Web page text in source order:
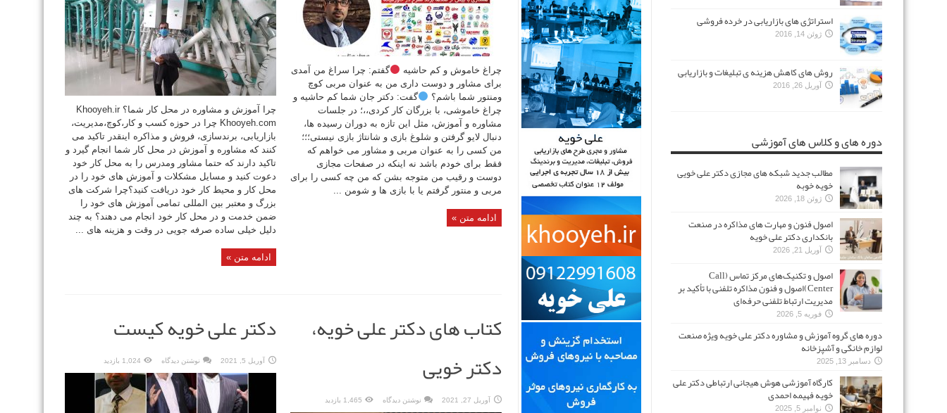
چراغ خاموش و کم حاشیه
گفتم: چرا سراغ من آمدی
برای مشاور و دوست داری من به عنوان مربی کوچ
و‌منتور شما باشم؟
گفت: دکتر جان شما کم حاشیه و
چراغ خاموشی، با بزرگان کار کردی،،؛ در جلسات
مشاوره و آموزش، مثل این تازه به دوران رسیده ها،
دنبال لایو گرفتن و شلوغ بازی و شانتاژ بازی نیستی؛؛؛
من کسی را به عنوان مربی و مشاور می خواهم که
فقط برای خودم باشد نه اینکه در صفحات مجازی
دوست و رقیب من متوجه بشن که من چه کسی را برای
مربی و منتور گرفتم یا با بازی ها و شومن ...
ادامه متن »
چرا آموزش و مشاوره در محل کار شما؟ Khooyeh.ir
Khooyeh.com چرا در حوزه کسب و کار،کوچ،مدیریت،
بازاریابی، برندسازی، فروش و مذاکره اینقدر تاکید می
کنند که مشاوره و آموزش در محل کار شما انجام گیرد و
تاکید دارند که حتما مشاور ومدرس را به محل کار خود
دعوت کنید و مسایل مشکلات و آموزش های خود را در
محل کار و محیط کار خود دریافت کنید؟چرا شرکت های
بزرگ و معتبر بین المللی تمامی آموزش های خود را
ضمن خدمت و در محل کار خود انجام می دهند؟ به چند
دلیل خیلی ساده صرفه جویی در وقت و هزینه های ...
ادامه متن »
کتاب های دکتر علی خویه،
دکتر خویی
آوریل 27, 2021 نوشتن دیدگاه 1,465 بازدید
دکتر علی خویه کیست
آوریل 5, 2021 نوشتن دیدگاه 1,024 بازدید
استراتژی های بازاریابی در خرده فروشی
ژوئن 14, 2016
روش های کاهش هزینه ی تبلیغات و بازاریابی
آوریل 26, 2016
دوره های و کلاس های آموزشی
مطالب جدید شبکه های مجازی دکتر علی خویی
خویه خوبه
ژوئن 18, 2026
اصول فنون و مهارت های مذاکره در صنعت
بانکداری دکتر علی خویه
آوریل 21, 2026
اصول و تکنیک‌های مرکز تماس (Call
Center)اصول و فنون مذاکره تلفنی با تأکید بر
مدیریت ارتباط تلفنی حرفه‌ای
فوریه 5, 2026
دوره های گروه آموزش و مشاوره دکتر علی خویه ویژه صنعت
لوازم خانگی و آشپزخانه
دسامبر 13, 2025
کارگاه آموزشی هوش هیجانی ارتباطی دکتر علی
خویه فهیمه احمدی
نوامبر 5, 2025